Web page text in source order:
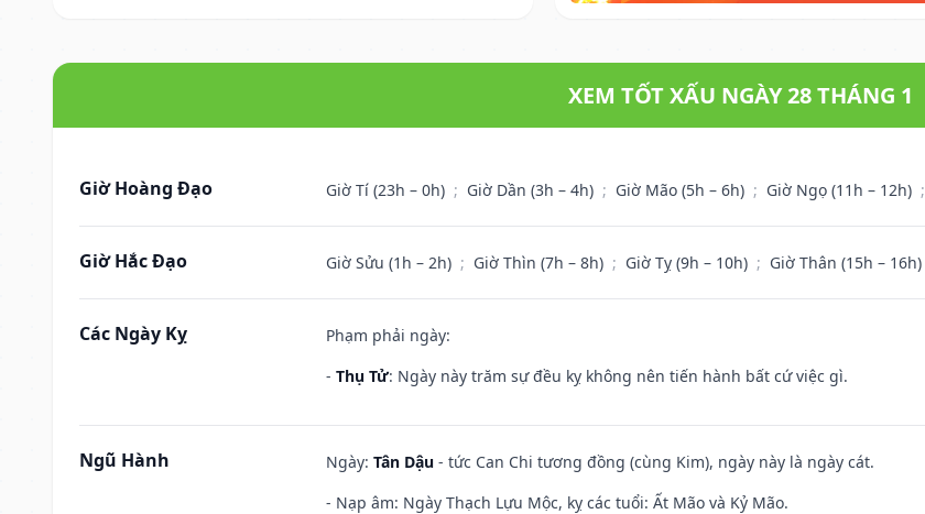
XEM TỐT XẤU NGÀY 28 THÁNG 1
Giờ Hoàng Đạo Giờ Tí (23h – 0h) ; Giờ Dần (3h – 4h) ; Giờ Mão (5h – 6h) ; Giờ Ngọ (11h – 12h) ;
Giờ Hắc Đạo Giờ Sửu (1h – 2h) ; Giờ Thìn (7h – 8h) ; Giờ Tỵ (9h – 10h) ; Giờ Thân (15h – 16h)
Các Ngày Kỵ
Phạm phải ngày:
- Thụ Tử: Ngày này trăm sự đều kỵ không nên tiến hành bất cứ việc gì.
Ngũ Hành Ngày: Tân Dậu - tức Can Chi tương đồng (cùng Kim), ngày này là ngày cát.
- Nạp âm: Ngày Thạch Lựu Mộc, kỵ các tuổi: Ất Mão và Kỷ Mão.